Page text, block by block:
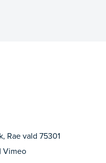
Rae vald 75301
Vimeo